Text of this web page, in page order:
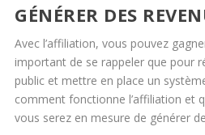
GÉNÉRER DES
Avec l’affiliation, vous pouvez
important de se rappeler que pour
public et mettre en place un
comment fonctionne l’affiliation et
vous serez en mesure de générer